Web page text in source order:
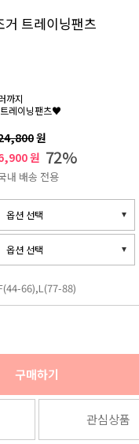
트레이닝팬츠
까지
레이닝팬츠♥
원
원 72%
내 배송 전용
66),L(77-88)
구매하기
관심상품